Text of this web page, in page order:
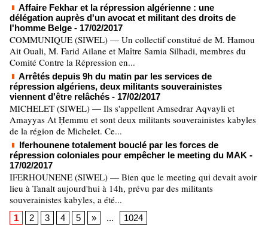
Affaire Fekhar et la répression algérienne : une
délégation auprès d'un avocat et militant des droits de
l'homme Belge - 17/02/2017
COMMUNIQUE (SIWEL) — Un collectif constitué de M. Hamou
Ait Ouali, M. Farid Ailane et Maître Samia Silhadi, membres du
Comité Contre la Répression en...
Arrêtés depuis 9h du matin par les services de
répression algériens, deux militants souverainistes
viennent d'être relâchés - 17/02/2017
MICHELET (SIWEL) — Ils s'appellent Amsedrar Aqvayli et
Amayyas At Ḥemmu et sont deux militants souverainistes kabyles
de la région de Michelet. Ce...
Iferhounene totalement bouclé par les forces de
répression coloniales pour empêcher le meeting du MAK -
17/02/2017
IFERHOUNENE (SIWEL) — Bien que le meeting qui devait avoir
lieu à Tanalt aujourd'hui à 14h, prévu par des militants
souverainistes kabyles, a été...
1 2 3 4 5 » ... 1024